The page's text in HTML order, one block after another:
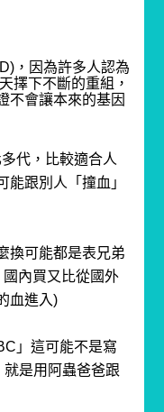
， 因為許多人認為
擇下不斷的重組，
不會讓本來的基因
代，比較適合人
能跟別人「撞血」
換可能都是表兄弟
內買又比從國外
血進入)
」這可能不是寫
就是用阿蟲爸爸跟